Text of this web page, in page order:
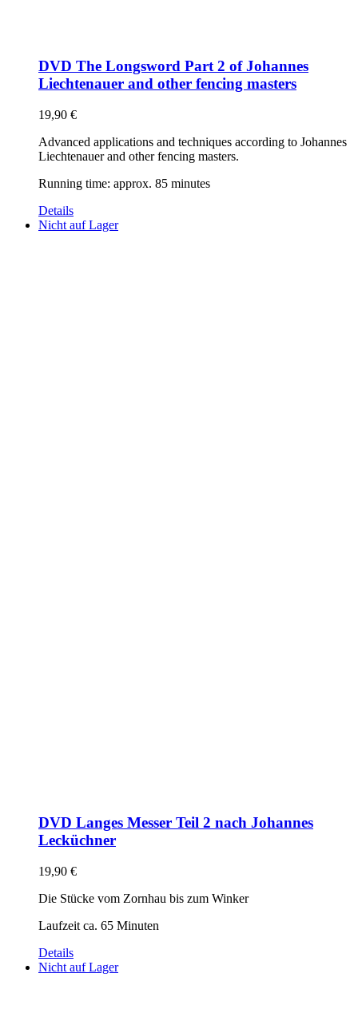
DVD The Longsword Part 2 of Johannes
Liechtenauer and other fencing masters
19,90 €
Advanced applications and techniques according to Johannes
Liechtenauer and other fencing masters.
Running time: approx. 85 minutes
Details
Nicht auf Lager
DVD Langes Messer Teil 2 nach Johannes
Lecküchner
19,90 €
Die Stücke vom Zornhau bis zum Winker
Laufzeit ca. 65 Minuten
Details
Nicht auf Lager